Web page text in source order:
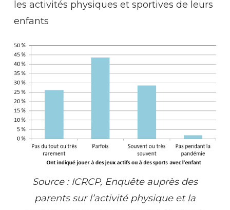
les activités physiques et sportives de leurs
enfants
Source : ICRCP, Enquête auprès des
parents sur l’activité physique et la